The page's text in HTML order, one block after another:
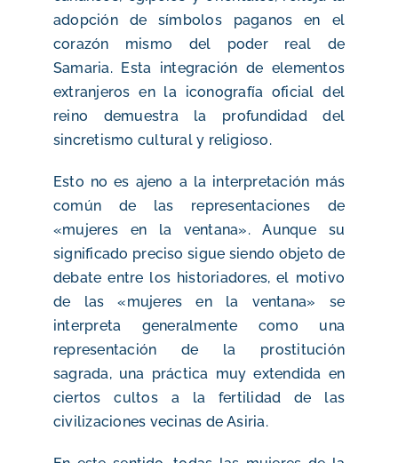
adopción de símbolos paganos en el
corazón mismo del poder real de
Samaria. Esta integración de elementos
extranjeros en la iconografía oficial del
reino demuestra la profundidad del
sincretismo cultural y religioso.
Esto no es ajeno a la interpretación más
común de las representaciones de
«mujeres en la ventana». Aunque su
significado preciso sigue siendo objeto de
debate entre los historiadores, el motivo
de las «mujeres en la ventana» se
interpreta generalmente como una
representación de la prostitución
sagrada, una práctica muy extendida en
ciertos cultos a la fertilidad de las
civilizaciones vecinas de Asiria.